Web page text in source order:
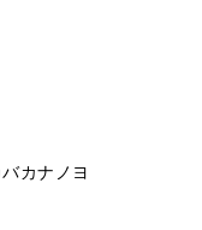
カナノヨ